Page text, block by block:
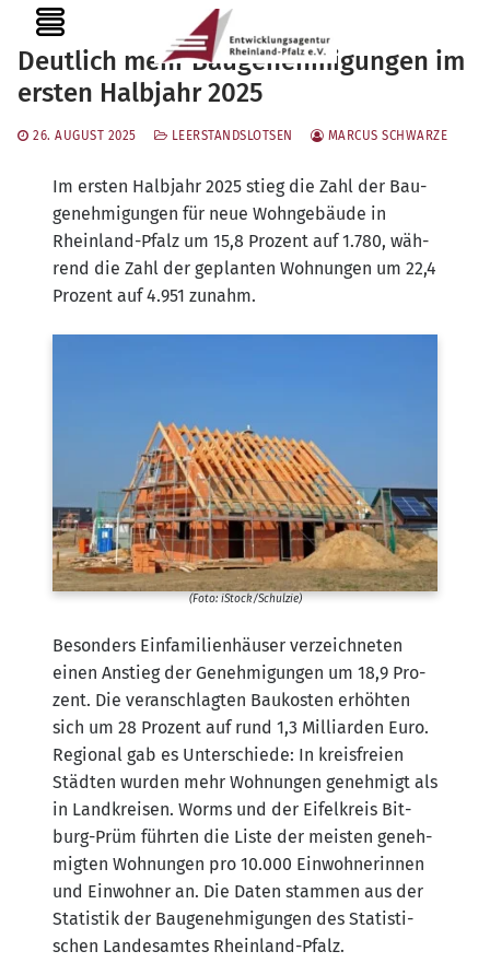
Inhalt
springen
Deutlich mehr Baugenehmigungen im
ersten Halbjahr 2025
26. AUGUST 2025 LEERSTANDSLOTSEN MARCUS SCHWARZE
Im ers­ten Halb­jahr 2025 stieg die Zahl der Bau­
ge­neh­mi­gun­gen für neue Wohn­ge­bäu­de in
Rhein­land-Pfalz um 15,8 Pro­zent auf 1.780, wäh­
rend die Zahl der geplan­ten Woh­nun­gen um 22,4
Pro­zent auf 4.951 zunahm.
(Foto: iStock/​Schulzie)
Beson­ders Ein­fa­mi­li­en­häu­ser ver­zeich­ne­ten
einen Anstieg der Geneh­mi­gun­gen um 18,9 Pro­
zent. Die ver­an­schlag­ten Bau­kos­ten erhöh­ten
sich um 28 Pro­zent auf rund 1,3 Mil­li­ar­den Euro.
Regio­nal gab es Unter­schie­de: In kreis­frei­en
Städ­ten wur­den mehr Woh­nun­gen geneh­migt als
in Land­krei­sen. Worms und der Eifel­kreis Bit­
burg-Prüm führ­ten die Lis­te der meis­ten geneh­
mig­ten Woh­nun­gen pro 10.000 Ein­woh­ne­rin­nen
und Ein­woh­ner an. Die Daten stam­men aus der
Sta­tis­tik der Bau­ge­neh­mi­gun­gen des Sta­tis­ti­
schen Lan­des­am­tes Rheinland-Pfalz.